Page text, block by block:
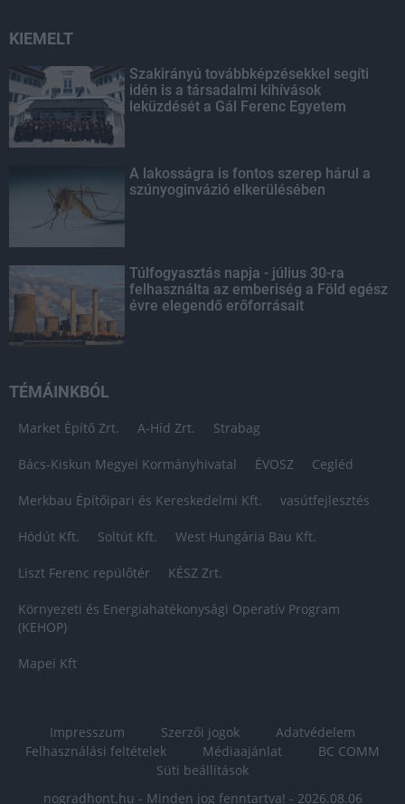
KIEMELT
Szakirányú továbbképzésekkel segíti
idén is a társadalmi kihívások
leküzdését a Gál Ferenc Egyetem
A lakosságra is fontos szerep hárul a
szúnyoginvázió elkerülésében
Túlfogyasztás napja - július 30-ra
felhasználta az emberiség a Föld egész
évre elegendő erőforrásait
TÉMÁINKBÓL
Market Építő Zrt. A-Híd Zrt. Strabag
Bács-Kiskun Megyei Kormányhivatal ÉVOSZ Cegléd
Merkbau Építőipari és Kereskedelmi Kft. vasútfejlesztés
Hódút Kft. Soltút Kft. West Hungária Bau Kft.
Liszt Ferenc repülőtér KÉSZ Zrt.
Környezeti és Energiahatékonysági Operatív Program
(KEHOP)
Mapei Kft
Impresszum Szerzői jogok
Adatvédelem
Felhasználási feltételek
Médiaajánlat
BC COMM
Süti beállítások
nogradhont.hu - Minden jog fenntartva! - 2026.08.06